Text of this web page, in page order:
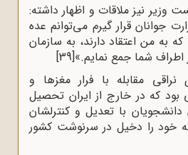
وزیر نیز ملاقات و اظهار داشته:
جوانان قرار گیرم می‌توانم عده
به من اعتقاد دارند، به سازمان
شما جمع نمایم.»[39]
مقابله با فرار مغزها و
بود که در خارج از ایران تحصیل
با تعدیل و کنترلشان
خود را دخیل در سرنوشت کشور